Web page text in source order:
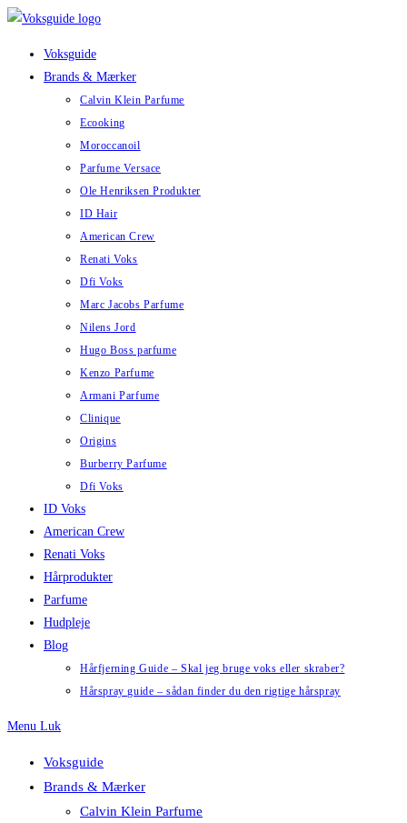
Skip
Voksguide
Brands & Mærker
Calvin Klein Parfume
Ecooking
Moroccanoil
Parfume Versace
Ole Henriksen Produkter
ID Hair
American Crew
Renati Voks
Dfi Voks
Marc Jacobs Parfume
Nilens Jord
Hugo Boss parfume
Kenzo Parfume
Armani Parfume
Clinique
Origins
Burberry Parfume
Dfi Voks
ID Voks
American Crew
Renati Voks
Hårprodukter
Parfume
Hudpleje
Blog
Hårfjerning Guide – Skal jeg bruge voks eller skraber?
Hårspray guide – sådan finder du den rigtige hårspray
Menu Luk
Voksguide
Brands & Mærker
Calvin Klein Parfume